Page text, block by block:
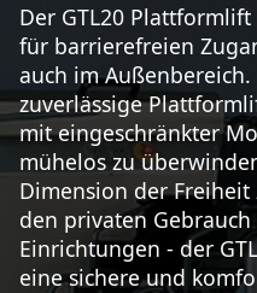
Der GTL20
für barrierefreien
auch im
zuverlässige
mit eingeschränkter
mühelos zu
Dimension der
den privaten
Einrichtungen - der
eine sichere und